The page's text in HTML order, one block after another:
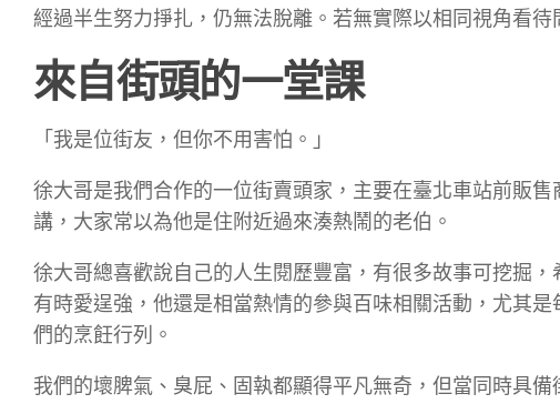
經過半生努力掙扎，仍無法脫離。若無實際以相同視角看待
來自街頭的一堂課
「我是位街友，但你不用害怕。」
徐大哥是我們合作的一位街賣頭家，主要在臺北車站前販
講，大家常以為他是住附近過來湊熱鬧的老伯。
徐大哥總喜歡說自己的人生閱歷豐富，有很多故事可挖掘
有時愛逞強，他還是相當熱情的參與百味相關活動，尤其
們的烹飪行列。
我們的壞脾氣、臭屁、固執都顯得平凡無奇，但當同時具